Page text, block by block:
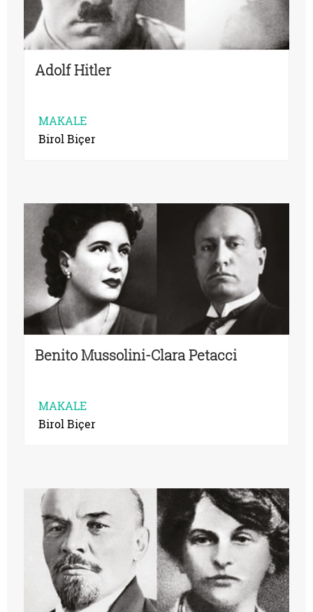
Adolf Hitler
MAKALE
Birol Biçer
Benito Mussolini-Clara Petacci
MAKALE
Birol Biçer